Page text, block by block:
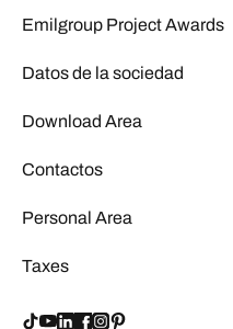
Emilgroup Project Awards
Datos de la sociedad
Download Area
Contactos
Personal Area
Taxes